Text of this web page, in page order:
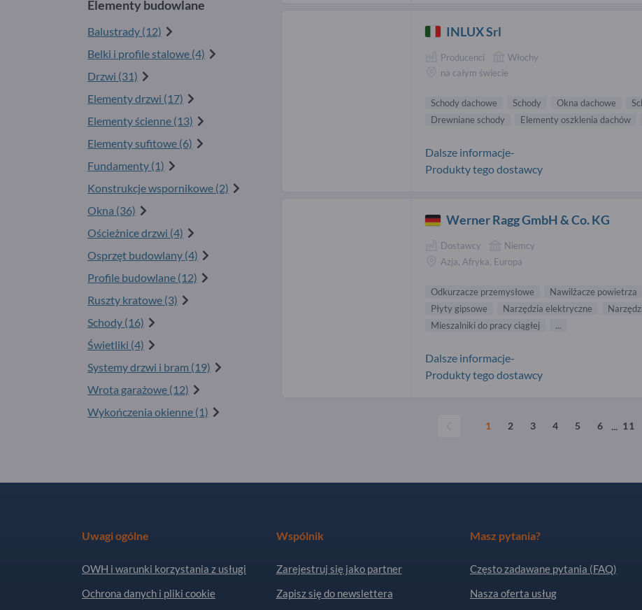
Elementy budowlane
Balustrady (12)
Belki i profile stalowe (4)
Drzwi (31)
Elementy drzwi (17)
Elementy ścienne (13)
Elementy sufitowe (6)
Fundamenty (1)
Konstrukcje wspornikowe (2)
Okna (36)
Ościeżnice drzwi (4)
Osprzęt budowlany (4)
Profile budowlane (12)
Ruszty kratowe (3)
Schody (16)
Świetliki (4)
Systemy drzwi i bram (19)
Wrota garażowe (12)
Wykończenia okienne (1)
INLUX Srl
Producenci
Włochy
na całym świecie
Schody dachowe Schody Okna dachowe
Drewniane schody
Elementy oszklenia dachów
Dalsze informacje-
Produkty tego dostawcy
Werner Ragg GmbH & Co. KG
Dostawcy
Niemcy
Azja, Afryka, Europa
Odkurzacze przemysłowe Nawilżacze powietrza
Płyty gipsowe
Narzędzia elektryczne
Mieszalniki do pracy ciągłej
...
Dalsze informacje-
Produkty tego dostawcy
1 2 3 4 5 6 ... 11
Uwagi ogólne
OWH i warunki korzystania z usługi
Ochrona danych i pliki cookie
Wspólnik
Zarejestruj się jako partner
Zapisz się do newslettera
Masz pytania?
Często zadawane pytania (FAQ)
Nasza oferta usług